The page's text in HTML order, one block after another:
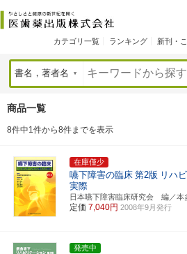
カテゴリ一覧 ランキング 新刊・
商品一覧
8件中1件から8件までを表示
在庫僅少
嚥下障害の臨床 第2版 リハ
実際
日本嚥下障害臨床研究会 編／
定価 7,040円 2008年9月発行
発売中